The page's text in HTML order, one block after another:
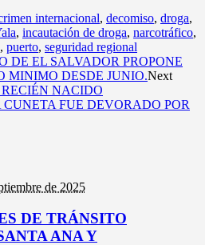
internacional, decomiso, droga,
, incautación de droga, narcotráfico,
, puerto, seguridad regional
DE EL SALVADOR PROPONE
MINIMO DESDE JUNIO.Next
NACIDO
FUE DEVORADO POR
de 2025
DE TRÁNSITO
ANA Y